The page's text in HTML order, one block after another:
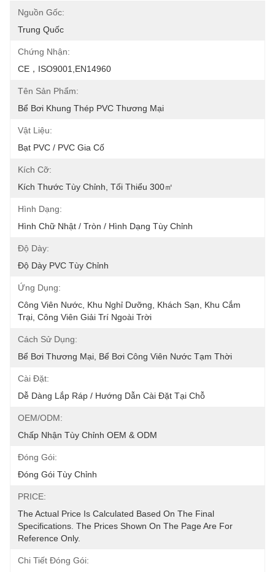
Nguồn Gốc:
Trung Quốc
Chứng Nhận:
CE，ISO9001,EN14960
Tên Sản Phẩm:
Bể Bơi Khung Thép PVC Thương Mại
Vật Liệu:
Bạt PVC / PVC Gia Cố
Kích Cỡ:
Kích Thước Tùy Chỉnh, Tối Thiểu 300㎡
Hình Dạng:
Hình Chữ Nhật / Tròn / Hình Dạng Tùy Chỉnh
Độ Dày:
Độ Dày PVC Tùy Chỉnh
Ứng Dụng:
Công Viên Nước, Khu Nghỉ Dưỡng, Khách Sạn, Khu Cắm
Trại, Công Viên Giải Trí Ngoài Trời
Cách Sử Dụng:
Bể Bơi Thương Mại, Bể Bơi Công Viên Nước Tạm Thời
Cài Đặt:
Dễ Dàng Lắp Ráp / Hướng Dẫn Cài Đặt Tại Chỗ
OEM/ODM:
Chấp Nhận Tùy Chỉnh OEM & ODM
Đóng Gói:
Đóng Gói Tùy Chỉnh
PRICE:
The Actual Price Is Calculated Based On The Final
Specifications. The Prices Shown On The Page Are For
Reference Only.
Chi Tiết Đóng Gói: